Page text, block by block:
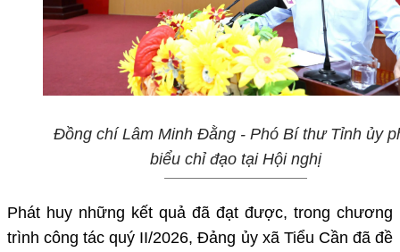
Đồng chí Lâm Minh Đằng - Phó Bí thư Tỉnh ủy
biểu chỉ đạo tại Hội nghị
Phát huy những kết quả đã đạt được, trong chương
trình công tác quý II/2026, Đảng ủy xã Tiểu Cần đã đề